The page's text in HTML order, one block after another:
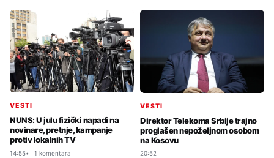
VESTI
NUNS: U julu fizički napadi na
novinare, pretnje, kampanje
protiv lokalnih TV
14:55 1 komentara
VESTI
Direktor Telekoma Srbije trajno
proglašen nepoželjnom osobom
na Kosovu
20:52